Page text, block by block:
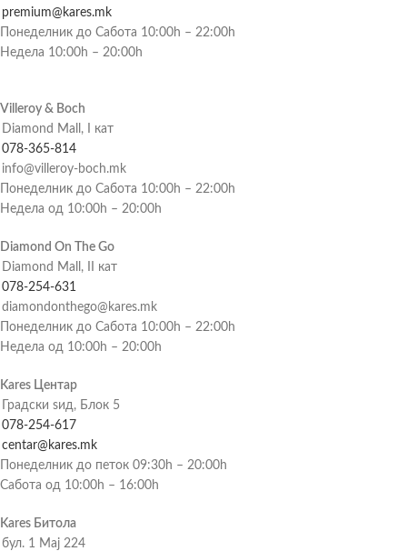
premium@kares.mk
Понеделник до Сабота 10:00h – 22:00h
Недела 10:00h – 20:00h
Villeroy & Boch
Diamond Mall, I кат
078-365-814
info@villeroy-boch.mk
Понеделник до Сабота 10:00h – 22:00h
Недела од 10:00h – 20:00h
Diamond On The Go
Diamond Mall, II кат
078-254-631
diamondonthego@kares.mk
Понеделник до Сабота 10:00h – 22:00h
Недела од 10:00h – 20:00h
Kares Центар
Градски ѕид, Блок 5
078-254-617
centar@kares.mk
Понеделник до петок 09:30h – 20:00h
Сабота од 10:00h – 16:00h
Kares Битола
бул. 1 Мај 224